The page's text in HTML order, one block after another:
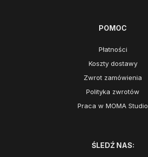
POMOC
Płatności
Koszty dostawy
Zwrot zamówienia
Polityka zwrotów
Praca w MOMA Studio
ŚLEDŹ NAS: